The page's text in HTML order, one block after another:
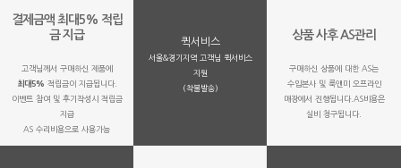
결제금액 최대5% 적립
금 지급
고객님께서 구매하신 제품에
최대5% 적립금이 지급됩니다.
이벤트 참여 및 후기작성시 적립금
지급
AS 수리비용으로 사용가능
퀵서비스
서울&경기지역 고객님 퀵서비스
지원
(착불발송)
상품 사후 AS관리
구매하신 상품에 대한 AS는
수입본사 및 룩앤미 오프라인
매장에서 진행됩니다.AS비용은
실비 청구됩니다.